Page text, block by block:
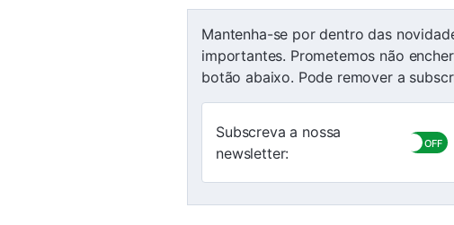
Mantenha-se por dentro das
importantes. Prometemos não
botão abaixo. Pode remover a
Subscreva a nossa
newsletter: